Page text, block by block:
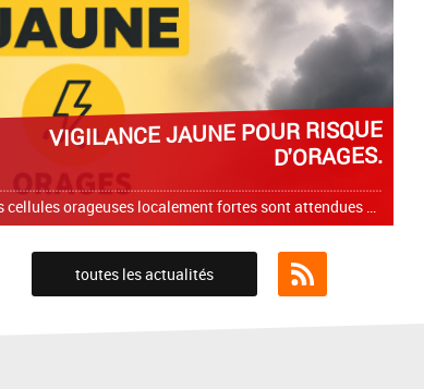
VIGILANCE JAUNE POUR RISQUE
D'ORAGES.
toutes les actualités